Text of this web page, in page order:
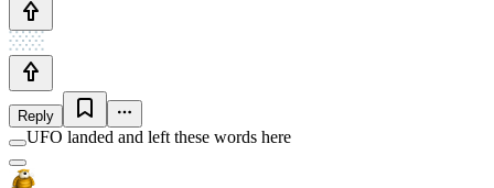
Reply
UFO landed and left these words here